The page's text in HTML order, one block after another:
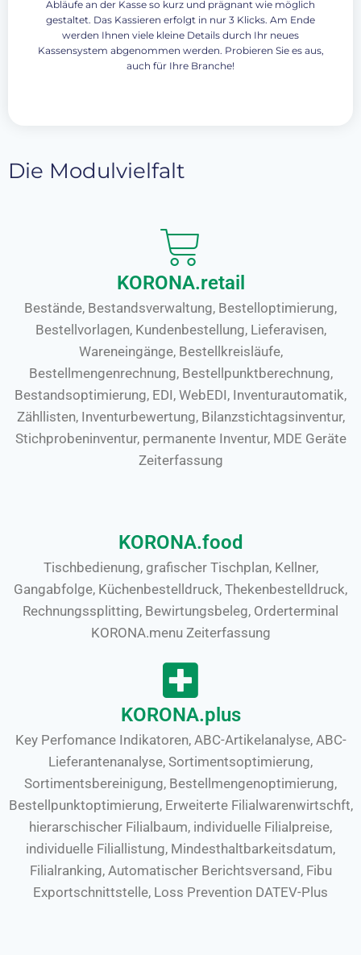
Abläufe an der Kasse so kurz und prägnant wie möglich
gestaltet. Das Kassieren erfolgt in nur 3 Klicks. Am Ende
werden Ihnen viele kleine Details durch Ihr neues
Kassensystem abgenommen werden. Probieren Sie es aus,
auch für Ihre Branche!
Die Modulvielfalt
KORONA.retail
Bestände, Bestandsverwaltung, Bestelloptimierung,
Bestellvorlagen, Kundenbestellung, Lieferavisen,
Wareneingänge, Bestellkreisläufe,
Bestellmengenrechnung, Bestellpunktberechnung,
Bestandsoptimierung, EDI, WebEDI, Inventurautomatik,
Zähllisten, Inventurbewertung, Bilanzstichtagsinventur,
Stichprobeninventur, permanente Inventur, MDE Geräte
Zeiterfassung
KORONA.food
Tischbedienung, grafischer Tischplan, Kellner,
Gangabfolge, Küchenbestelldruck, Thekenbestelldruck,
Rechnungssplitting, Bewirtungsbeleg, Orderterminal
KORONA.menu Zeiterfassung
KORONA.plus
Key Perfomance Indikatoren, ABC-Artikelanalyse, ABC-
Lieferantenanalyse, Sortimentsoptimierung,
Sortimentsbereinigung, Bestellmengenoptimierung,
Bestellpunktoptimierung, Erweiterte Filialwarenwirtschft,
hierarschischer Filialbaum, individuelle Filialpreise,
individuelle Filiallistung, Mindesthaltbarkeitsdatum,
Filialranking, Automatischer Berichtsversand, Fibu
Exportschnittstelle, Loss Prevention DATEV-Plus